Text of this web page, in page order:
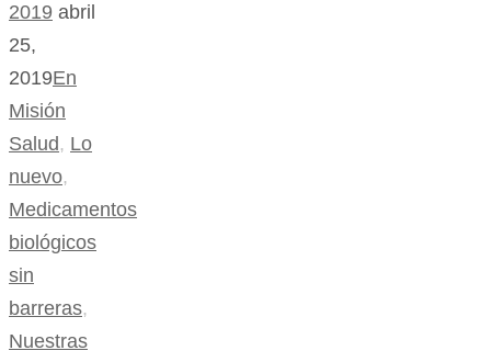
2019 abril
25,
2019En
Misión
Salud , Lo
nuevo,
Medicamentos
biológicos
sin
barreras,
Nuestras